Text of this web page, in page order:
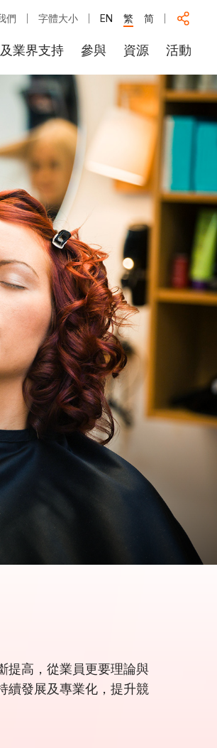
們 字體大小 EN 繁 简
業界支持 參與 資源 活動
提高，從業員更要理論與
續發展及專業化，提升競